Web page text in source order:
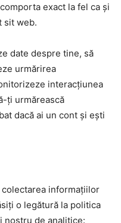
exact la fel ca și
sit web.
date despre tine, să
urmărirea
interacțiunea
ți urmărească
dacă ai un cont și ești
informațiilor
o legătură la politica
nostru de analitice: